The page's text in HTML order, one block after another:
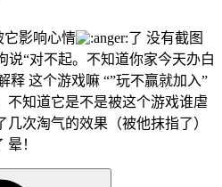
它影响心情
了 没有截图
说“对不起。不知道你家今天办白
释 这个游戏嘛 “”玩不赢就加入”
不知道它是不是被这个游戏谁虐
次淘气的效果（被他抹指了）
！